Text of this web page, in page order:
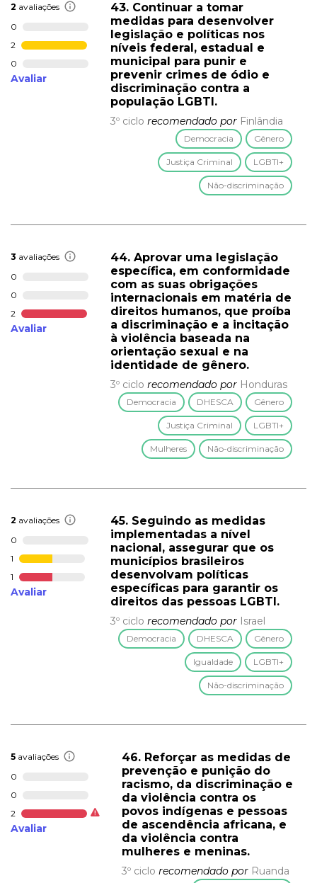
2 avaliações
0
2
0
Avaliar
43. Continuar a tomar
medidas para desenvolver
legislação e políticas nos
níveis federal, estadual e
municipal para punir e
prevenir crimes de ódio e
discriminação contra a
população LGBTI.
3º ciclo recomendado por Finlândia
Democracia Gênero
Justiça Criminal LGBTI+
Não-discriminação
3 avaliações
0
0
2
Avaliar
44. Aprovar uma legislação
específica, em conformidade
com as suas obrigações
internacionais em matéria de
direitos humanos, que proíba
a discriminação e a incitação
à violência baseada na
orientação sexual e na
identidade de gênero.
3º ciclo recomendado por Honduras
Democracia DHESCA Gênero
Justiça Criminal LGBTI+
Mulheres Não-discriminação
2 avaliações
0
1
1
Avaliar
45. Seguindo as medidas
implementadas a nível
nacional, assegurar que os
municípios brasileiros
desenvolvam políticas
específicas para garantir os
direitos das pessoas LGBTI.
3º ciclo recomendado por Israel
Democracia DHESCA Gênero
Igualdade LGBTI+
Não-discriminação
5 avaliações
0
0
2
Avaliar
46. Reforçar as medidas de
prevenção e punição do
racismo, da discriminação e
da violência contra os
povos indígenas e pessoas
de ascendência africana, e
da violência contra
mulheres e meninas.
3º ciclo recomendado por Ruanda